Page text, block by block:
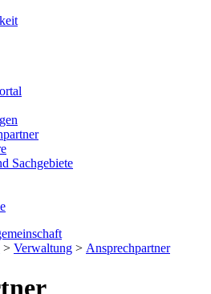
Sachgebiete
> Verwaltung > Ansprechpartner